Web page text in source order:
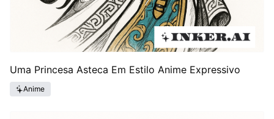
Uma Princesa Asteca Em Estilo Anime Expressivo
Anime